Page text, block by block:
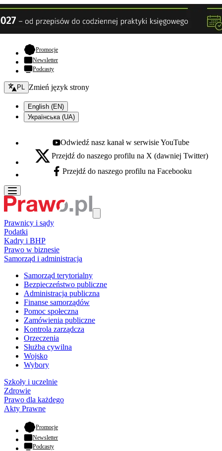
Promocje- otwiera się w nowej karcie
Newsletter
Podcasty
Zmień język - bieżący:
PL Zmień język strony
English (EN)
Українська (UA)
Youtube - otwiera się w nowej karcie
Odwiedź nasz kanał w serwisie YouTube
X - otwiera się w nowej karcie
Przejdź do naszego profilu na X (dawniej Twitter)
Facebook - otwiera się w nowej karcie
Przejdź do naszego profilu na Facebooku
Prawnicy i sądy
Podatki
Kadry i BHP
Prawo w biznesie
Samorząd i administracja
Samorząd terytorialny
Bezpieczeństwo publiczne
Administracja publiczna
Finanse samorządów
Pomoc społeczna
Zamówienia publiczne
Kontrola zarządcza
Orzeczenia
Służba cywilna
Wojsko
Wybory
Szkoły i uczelnie
Zdrowie
Prawo dla każdego
Akty Prawne
Promocje- otwiera się w nowej karcie
Newsletter
Podcasty